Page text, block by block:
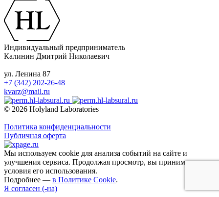
Индивидуальный предприниматель
Калинин Дмитрий Николаевич
ул. Ленина 87
+7 (342) 202-26-48
kvarz@mail.ru
© 2026 Holyland Laboratories
Политика конфиденциальности
Публичная оферта
Мы используем cookie для анализа событий на сайте и
улучшения сервиса. Продолжая просмотр, вы принимаете
условия его использования.
Подробнее — в Политике Cookie.
Я согласен (-на)